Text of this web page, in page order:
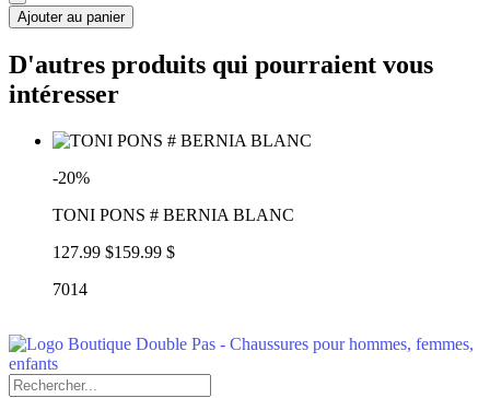
Ajouter au panier
D'autres produits qui pourraient vous
intéresser
-20%
TONI PONS # BERNIA BLANC
127.99 $159.99 $
7014